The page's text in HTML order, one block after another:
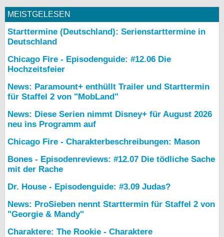
MEISTGELESEN
Starttermine (Deutschland): Serienstarttermine in
Deutschland
Chicago Fire - Episodenguide: #12.06 Die
Hochzeitsfeier
News: Paramount+ enthüllt Trailer und Starttermin
für Staffel 2 von "MobLand"
News: Diese Serien nimmt Disney+ für August 2026
neu ins Programm auf
Chicago Fire - Charakterbeschreibungen: Mason
Bones - Episodenreviews: #12.07 Die tödliche Sache
mit der Rache
Dr. House - Episodenguide: #3.09 Judas?
News: ProSieben nennt Starttermin für Staffel 2 von
"Georgie & Mandy"
Charaktere: The Rookie - Charaktere